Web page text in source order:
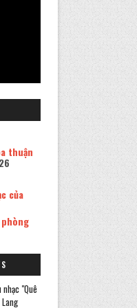
thuận
của
"Quê